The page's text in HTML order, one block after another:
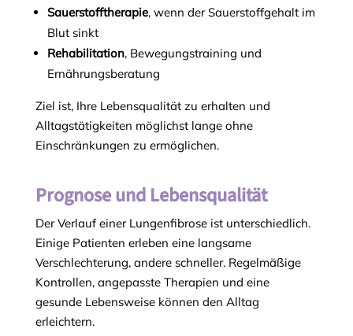
Sauerstofftherapie, wenn der Sauerstoffgehalt im
Blut sinkt
Rehabilitation, Bewegungstraining und
Ernährungsberatung
Ziel ist, Ihre Lebensqualität zu erhalten und
Alltagstätigkeiten möglichst lange ohne
Einschränkungen zu ermöglichen.
Prognose und Lebensqualität
Der Verlauf einer Lungenfibrose ist unterschiedlich.
Einige Patienten erleben eine langsame
Verschlechterung, andere schneller. Regelmäßige
Kontrollen, angepasste Therapien und eine
gesunde Lebensweise können den Alltag
erleichtern.